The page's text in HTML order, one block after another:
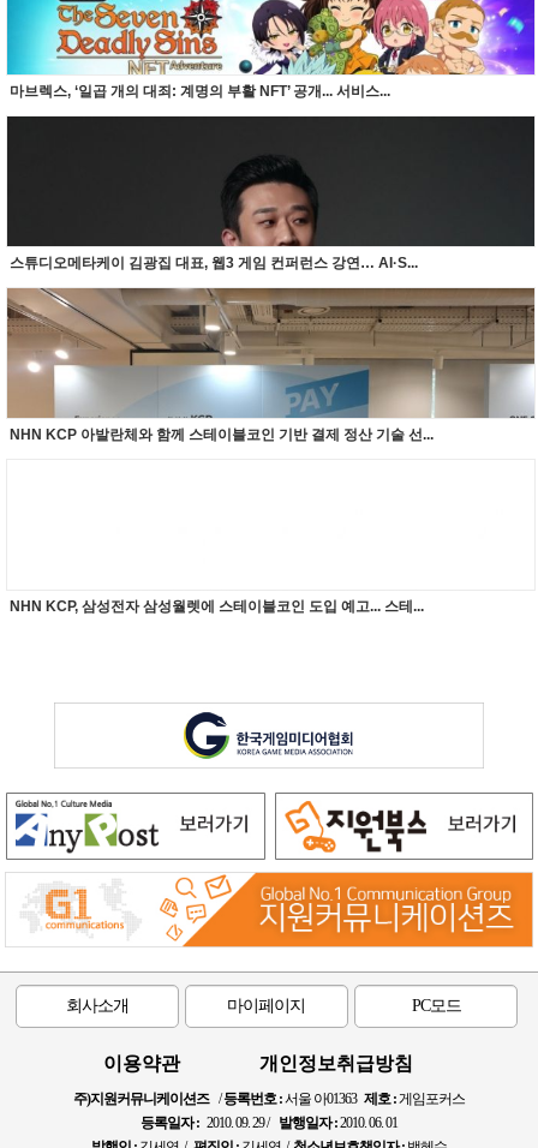
마브렉스, ‘일곱 개의 대죄: 계명의 부활 NFT’ 공개... 서비스...
스튜디오메타케이 김광집 대표, 웹3 게임 컨퍼런스 강연… AI·S...
NHN KCP 아발란체와 함께 스테이블코인 기반 결제 정산 기술 선...
NHN KCP, 삼성전자 삼성월렛에 스테이블코인 도입 예고... 스테...
회사소개 마이페이지 PC모드
이용약관 개인정보취급방침
주)지원커뮤니케이션즈/등록번호 :서울 아01363 제호 :게임포커스
등록일자 : 2010. 09. 29 / 발행일자 :2010. 06. 01